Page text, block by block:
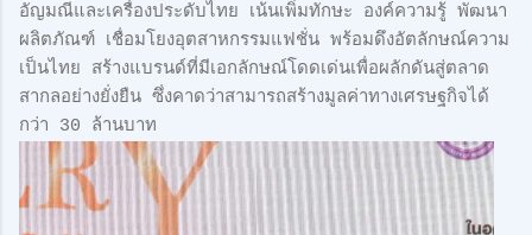
อัญมณีและเครื่องประดับไทย เน้นเพิ่มทักษะ องค์ความรู้ พัฒนา
ผลิตภัณฑ์ เชื่อมโยงอุตสาหกรรมแฟชั่น พร้อมดึงอัตลักษณ์ความ
เป็นไทย สร้างแบรนด์ที่มีเอกลักษณ์โดดเด่นเพื่อผลักดันสู่ตลาด
สากลอย่างยั่งยืน ซึ่งคาดว่าสามารถสร้างมูลค่าทางเศรษฐกิจได้
กว่า 30 ล้านบาท